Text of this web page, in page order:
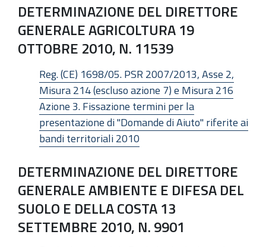
DETERMINAZIONE DEL DIRETTORE
GENERALE AGRICOLTURA 19
OTTOBRE 2010, N. 11539
Reg. (CE) 1698/05. PSR 2007/2013, Asse 2,
Misura 214 (escluso azione 7) e Misura 216
Azione 3. Fissazione termini per la
presentazione di "Domande di Aiuto" riferite ai
bandi territoriali 2010
DETERMINAZIONE DEL DIRETTORE
GENERALE AMBIENTE E DIFESA DEL
SUOLO E DELLA COSTA 13
SETTEMBRE 2010, N. 9901